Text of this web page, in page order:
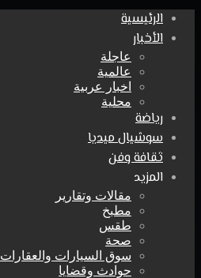
الرئيسية
الأخبار
عاجلة
عالمية
اخبار عربية
محلية
رياضة
سوشيال ميديا
ثقافة وفن
المزيد
مقالات وتقارير
مطبخ
طقس
صحة
سوق السيارات والعقارات
حوادث وقضايا